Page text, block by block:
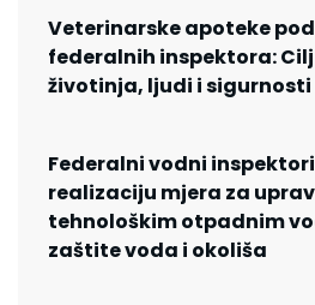
Veterinarske apoteke
federalnih inspektora:
životinja, ljudi i sigurnosti
Federalni vodni
realizaciju mjera za
tehnološkim otpadnim
zaštite voda i okoliša